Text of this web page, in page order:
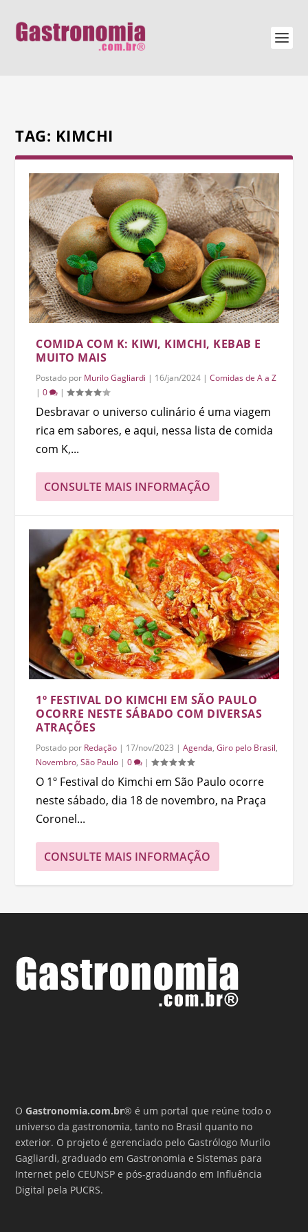
TAG: KIMCHI
COMIDA COM K: KIWI, KIMCHI, KEBAB E
MUITO MAIS
Postado por Murilo Gagliardi | 16/jan/2024 |Comidas de A a Z
|0 |
Desbravar o universo culinário é uma viagem
rica em sabores, e aqui, nessa lista de comida
com K,...
CONSULTE MAIS INFORMAÇÃO
1º FESTIVAL DO KIMCHI EM SÃO PAULO
OCORRE NESTE SÁBADO COM DIVERSAS
ATRAÇÕES
Postado por Redação | 17/nov/2023 |Agenda,Giro pelo Brasil,
Novembro,São Paulo |0 |
O 1º Festival do Kimchi em São Paulo ocorre
neste sábado, dia 18 de novembro, na Praça
Coronel...
CONSULTE MAIS INFORMAÇÃO
OGastronomia.com.br® é um portal que reúne todo o
universo da gastronomia, tanto no Brasil quanto no
exterior. O projeto é gerenciado pelo Gastrólogo Murilo
Gagliardi, graduado em Gastronomia e Sistemas para
Internet pelo CEUNSP e pós-graduando em Influência
Digital pela PUCRS.